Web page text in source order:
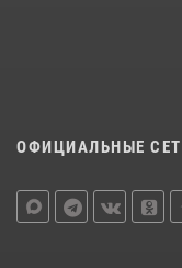
ОФИЦИАЛЬНЫЕ